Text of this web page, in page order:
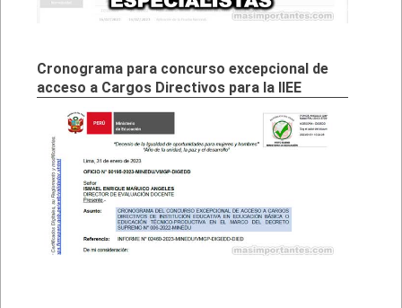
Cronograma para concurso excepcional de
acceso a Cargos Directivos para la IIEE